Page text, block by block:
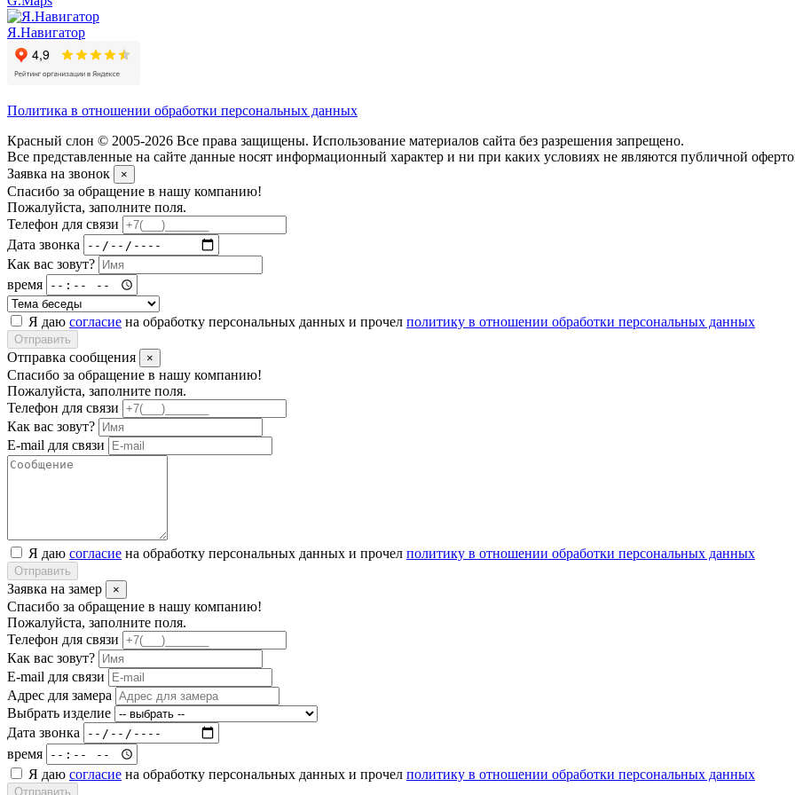
Я.Навигатор
Политика в отношении обработки персональных данных
Красный слон © 2005-2026 Все права защищены. Использование материалов сайта без разрешения запрещено.
Все представленные на сайте данные носят информационный характер и ни при каких условиях не являются публичной
Заявка на звонок
×
Спасибо за обращение в нашу компанию!
Пожалуйста, заполните поля.
Телефон для связи
Дата звонка
Как вас зовут?
время
Я даю согласие на обработку персональных данных и прочел политику в отношении обработки персональных данных
Отправить
Отправка сообщения ×
Спасибо за обращение в нашу компанию!
Пожалуйста, заполните поля.
Телефон для связи
Как вас зовут?
E-mail для связи
Я даю согласие на обработку персональных данных и прочел политику в отношении обработки персональных данных
Отправить
Заявка на замер ×
Спасибо за обращение в нашу компанию!
Пожалуйста, заполните поля.
Телефон для связи
Как вас зовут?
E-mail для связи
Адрес для замера
Выбрать изделие
Дата звонка
время
Я даю согласие на обработку персональных данных и прочел политику в отношении обработки персональных данных
Отправить